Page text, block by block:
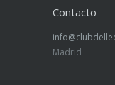
Contacto
Madrid